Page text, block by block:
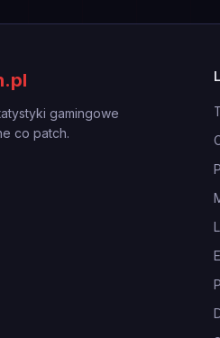
gamingowe
co patch.